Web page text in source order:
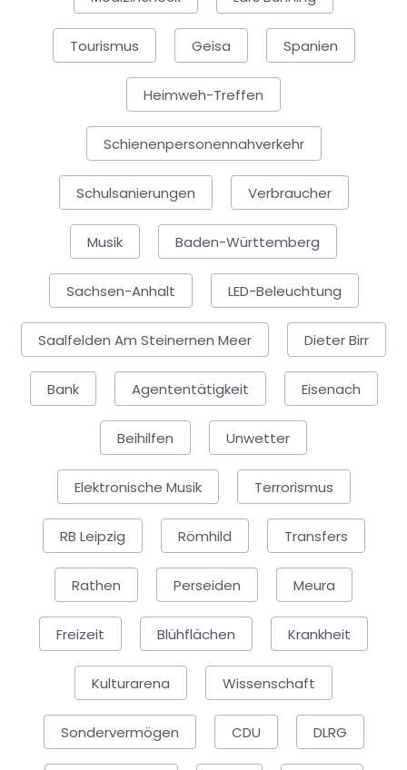
Tourismus Geisa Spanien
Heimweh-Treffen
Schienenpersonennahverkehr
Schulsanierungen Verbraucher
Musik Baden-Württemberg
Sachsen-Anhalt LED-Beleuchtung
Saalfelden Am Steinernen Meer Dieter Birr
Bank Agententätigkeit Eisenach
Beihilfen Unwetter
Elektronische Musik Terrorismus
RB Leipzig Römhild Transfers
Rathen Perseiden Meura
Freizeit Blühflächen Krankheit
Kulturarena Wissenschaft
Sondervermögen CDU DLRG